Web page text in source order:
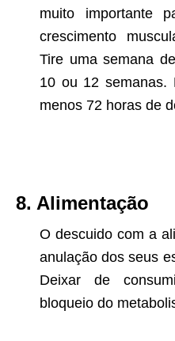
muito importante
crescimento
Tire uma semana
10 ou 12 semanas.
menos 72 horas de
8. Alimentação
O descuido com a
anulação dos seus
Deixar de
bloqueio do